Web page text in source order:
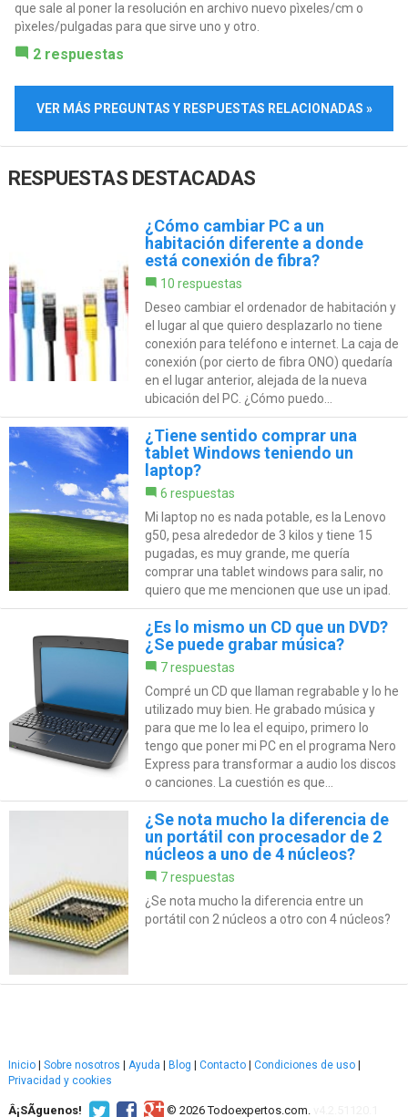
que sale al poner la resolución en archivo nuevo pìxeles/cm o
pìxeles/pulgadas para que sirve uno y otro.
2 respuestas
VER MÁS PREGUNTAS Y RESPUESTAS RELACIONADAS »
RESPUESTAS DESTACADAS
¿Cómo cambiar PC a un
habitación diferente a donde
está conexión de fibra?
10 respuestas
Deseo cambiar el ordenador de habitación y
el lugar al que quiero desplazarlo no tiene
conexión para teléfono e internet. La caja de
conexión (por cierto de fibra ONO) quedaría
en el lugar anterior, alejada de la nueva
ubicación del PC. ¿Cómo puedo...
¿Tiene sentido comprar una
tablet Windows teniendo un
laptop?
6 respuestas
Mi laptop no es nada potable, es la Lenovo
g50, pesa alrededor de 3 kilos y tiene 15
pugadas, es muy grande, me quería
comprar una tablet windows para salir, no
quiero que me mencionen que use un ipad.
¿Es lo mismo un CD que un DVD?
¿Se puede grabar música?
7 respuestas
Compré un CD que llaman regrabable y lo he
utilizado muy bien. He grabado música y
para que me lo lea el equipo, primero lo
tengo que poner mi PC en el programa Nero
Express para transformar a audio los discos
o canciones. La cuestión es que...
¿Se nota mucho la diferencia de
un portátil con procesador de 2
núcleos a uno de 4 núcleos?
7 respuestas
¿Se nota mucho la diferencia entre un
portátil con 2 núcleos a otro con 4 núcleos?
Inicio | Sobre nosotros | Ayuda | Blog | Contacto | Condiciones de uso |
Privacidad y cookies
Â¡SÃ­guenos! © 2026 Todoexpertos.com.